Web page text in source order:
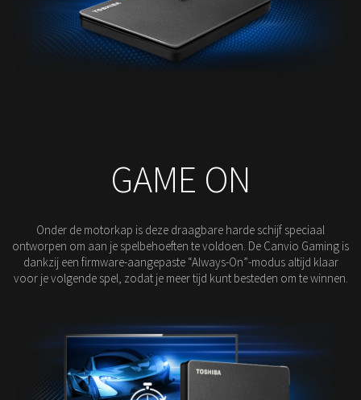
GAME ON
Onder de motorkap is deze draagbare harde schijf speciaal
ontworpen om aan je spelbehoeften te voldoen. De Canvio Gaming is
dankzij een firmware-aangepaste “Always-On”-modus altijd klaar
voor je volgende spel, zodat je meer tijd kunt besteden om te winnen.